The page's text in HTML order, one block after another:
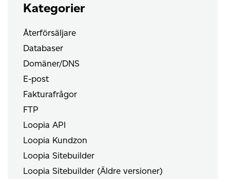
Kategorier
Återförsäljare
Databaser
Domäner/DNS
E-post
Fakturafrågor
FTP
Loopia API
Loopia Kundzon
Loopia Sitebuilder
Loopia Sitebuilder (Äldre versioner)